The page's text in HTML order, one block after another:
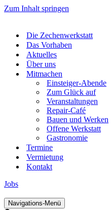
Zum Inhalt springen
Die Zechenwerkstatt
Das Vorhaben
Aktuelles
Über uns
Mitmachen
Einsteiger-Abende
Zum Glück auf
Veranstaltungen
Repair-Café
Bauen und Werken
Offene Werkstatt
Gastronomie
Termine
Vermietung
Kontakt
Jobs
Navigations-Menü